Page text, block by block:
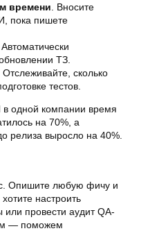
времени . Вносите
пока пишете
. Автоматически
ТЗ.
. Отслеживайте, сколько
тестов.
одной компании время
на 70%, а
релиза выросло на 40%.
Опишите любую фичу и
настроить
или провести аудит QA-
— поможем